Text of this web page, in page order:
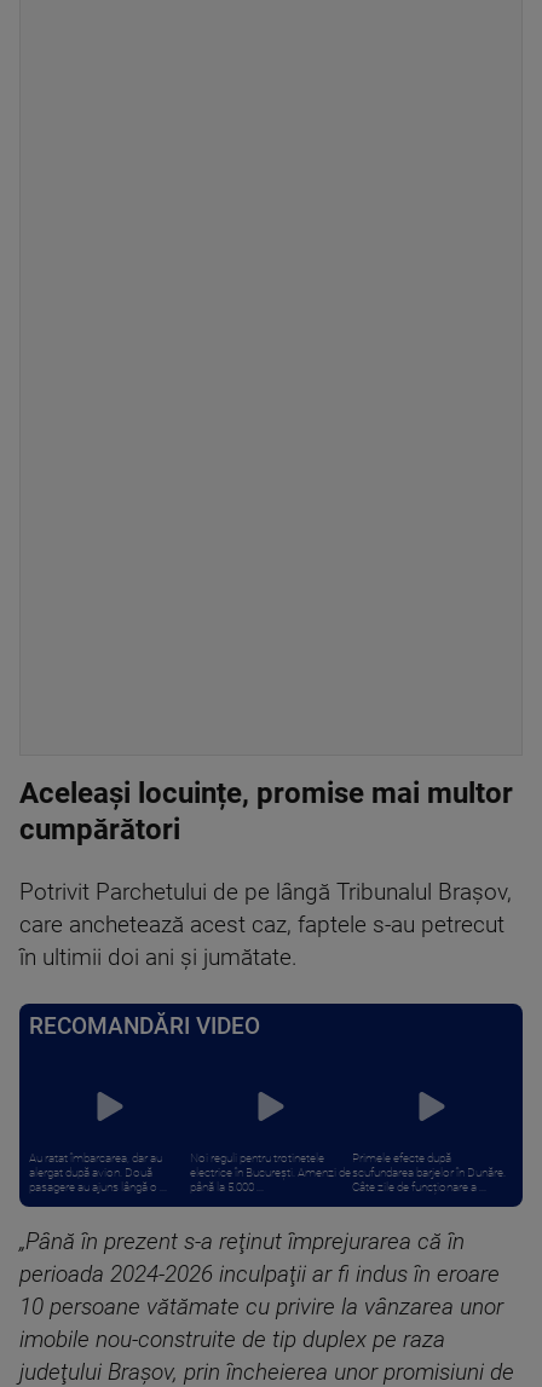
Aceleași locuințe, promise mai multor
cumpărători
Potrivit Parchetului de pe lângă Tribunalul Braşov,
care anchetează acest caz, faptele s-au petrecut
în ultimii doi ani şi jumătate.
RECOMANDĂRI VIDEO
Au ratat îmbarcarea, dar au
alergat după avion. Două
pasagere au ajuns lângă o ...
Noi reguli pentru trotinetele
electrice în București. Amenzi de
până la 5.000 ...
Primele efecte după
scufundarea barjelor în Dunăre.
Câte zile de funcționare a ...
„Până în prezent s-a reţinut împrejurarea că în
perioada 2024-2026 inculpaţii ar fi indus în eroare
10 persoane vătămate cu privire la vânzarea unor
imobile nou-construite de tip duplex pe raza
judeţului Braşov, prin încheierea unor promisiuni de